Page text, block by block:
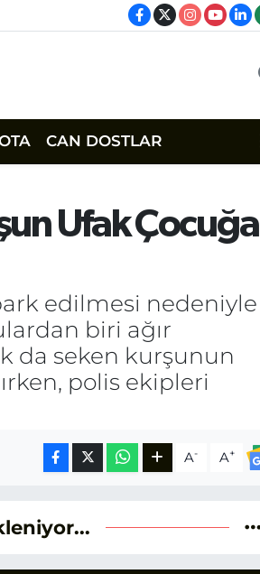
CAN DOSTLAR
Ufak Çocuğa
edilmesi nedeniyle
biri ağır
da seken kurşunun
polis ekipleri
A- A+